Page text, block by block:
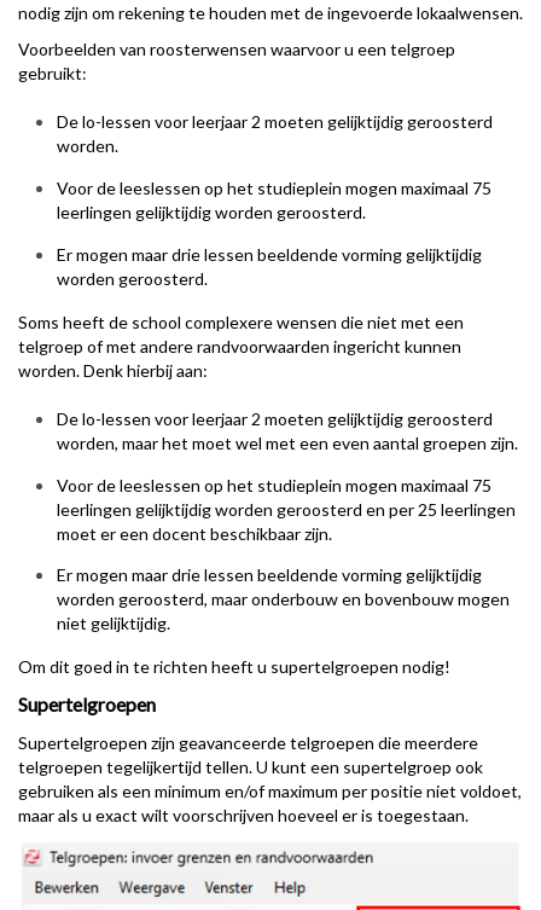
nodig zijn om rekening te houden met de ingevoerde lokaalwensen.
Voorbeelden van roosterwensen waarvoor u een telgroep
gebruikt:
De lo-lessen voor leerjaar 2 moeten gelijktijdig geroosterd
worden.
Voor de leeslessen op het studieplein mogen maximaal 75
leerlingen gelijktijdig worden geroosterd.
Er mogen maar drie lessen beeldende vorming gelijktijdig
worden geroosterd.
Soms heeft de school complexere wensen die niet met een
telgroep of met andere randvoorwaarden ingericht kunnen
worden. Denk hierbij aan:
De lo-lessen voor leerjaar 2 moeten gelijktijdig geroosterd
worden, maar het moet wel met een even aantal groepen zijn.
Voor de leeslessen op het studieplein mogen maximaal 75
leerlingen gelijktijdig worden geroosterd en per 25 leerlingen
moet er een docent beschikbaar zijn.
Er mogen maar drie lessen beeldende vorming gelijktijdig
worden geroosterd, maar onderbouw en bovenbouw mogen
niet gelijktijdig.
Om dit goed in te richten heeft u supertelgroepen nodig!
Supertelgroepen
Supertelgroepen zijn geavanceerde telgroepen die meerdere
telgroepen tegelijkertijd tellen. U kunt een supertelgroep ook
gebruiken als een minimum en/of maximum per positie niet voldoet,
maar als u exact wilt voorschrijven hoeveel er is toegestaan.